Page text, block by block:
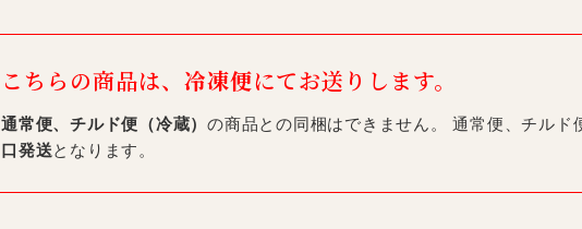
こちらの商品は、 冷凍便にてお送りします。
通常便、チルド便（冷蔵） の商品との同梱はできません。 通常便、チルド
口発送となります。